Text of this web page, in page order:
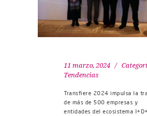
11 marzo, 2024
Tendencias
Transfiere 2024 impulsa la
de más de 500 empresas y
entidades del ecosistema